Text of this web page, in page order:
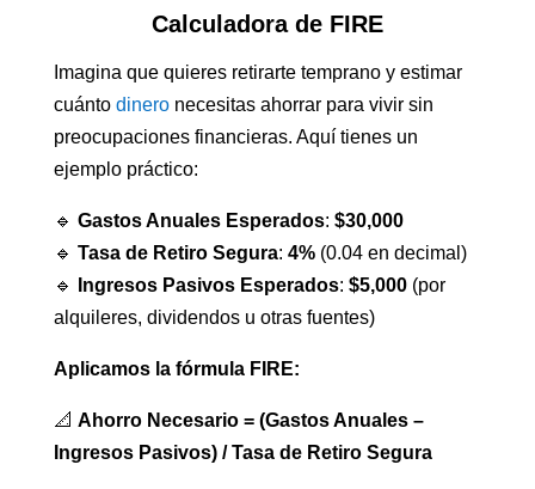
Calculadora de FIRE
Imagina que quieres retirarte temprano y estimar
cuánto dineronecesitas ahorrar para vivir sin
preocupaciones financieras. Aquí tienes un
ejemplo práctico:
🔹 Gastos Anuales Esperados: $30,000
🔹 Tasa de Retiro Segura: 4%(0.04 en decimal)
🔹
Ingresos Pasivos Esperados: $5,000(por
alquileres, dividendos u otras fuentes)
Aplicamos la fórmula FIRE:
📐 Ahorro Necesario = (Gastos Anuales –
Ingresos Pasivos) / Tasa de Retiro Segura